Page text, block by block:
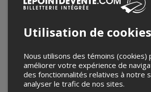
Utilisation de cookies
Nous utilisons des témoins (cookies)
améliorer votre expérience de
des fonctionnalités relatives à notre
analyser le trafic de nos sites.